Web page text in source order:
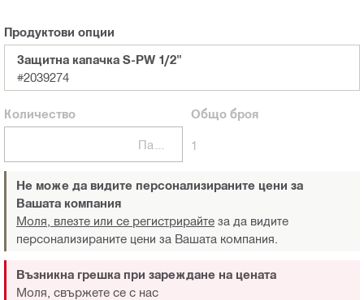
Продуктови опции
Защитна капачка S-PW 1/2"
#2039274
Количество Общо броя
1
Не може да видите персонализираните цени за
Вашата компания
Моля, влезте или се регистрирайте за да видите
персонализираните цени за Вашата компания.
Възникна грешка при зареждане на цената
Моля, свържете се с нас